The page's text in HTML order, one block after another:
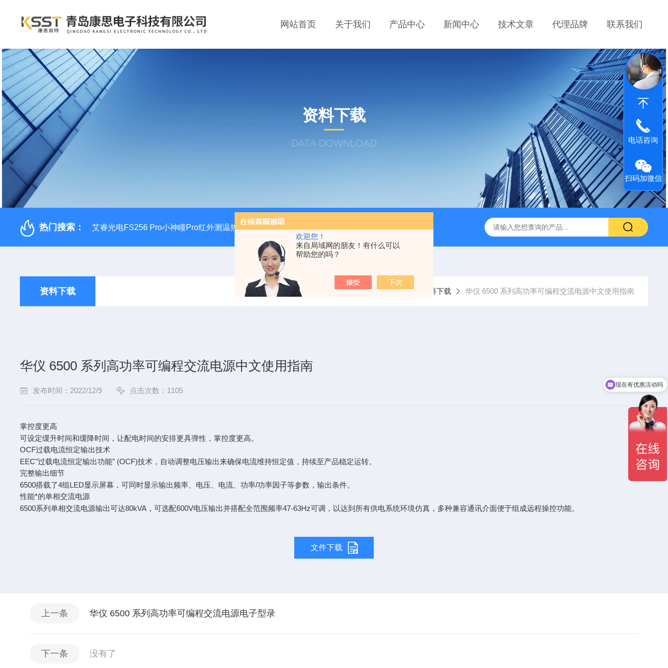
欢迎您！
来自局域网的朋友！有什么可以
帮助您的吗？
网站首页 关于我们 产品中心 新闻中心 技术文章 代理品牌 联系我们
资料下载
DATA DOWNLOAD
热门搜索： 艾睿光电FS256 Pro小神瞳Pro红外测温热像仪 固纬 AFG-2225 双通道任意波信号发生器 APS-7050E 交流电源 固纬 GSP-730 频谱分析仪 艾睿光电
资料下载 当前位置：首页 资料下载 华仪 6500 系列高功率可编程交流电源中文使用指南
华仪 6500 系列高功率可编程交流电源中文使用指南
发布时间：2022/12/9 点击次数：1105
掌控度更高
可设定缓升时间和缓降时间，让配电时间的安排更具弹性，掌控度更高。
OCF过载电流恒定输出技术
EEC"过载电流恒定输出功能" (OCF)技术，自动调整电压输出来确保电流维持恒定值，持续至产品稳定运转。
完整输出细节
6500搭载了4组LED显示屏幕，可同时显示输出频率、电压、电流、功率/功率因子等参数，输出条件。
性能*的单相交流电源
6500系列单相交流电源输出可达80kVA，可选配600V电压输出并搭配全范围频率47-63Hz可调，以达到所有供电系统环境仿真，多种兼容通讯介面便于组成远程操控功能。
文件下载
上一条 华仪 6500 系列高功率可编程交流电源电子型录
下一条 没有了
电话咨询
扫码加微信
现在有优惠活动吗